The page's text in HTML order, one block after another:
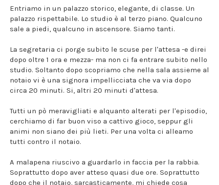
Entriamo in un palazzo storico, elegante, di classe. Un
palazzo rispettabile. Lo studio è al terzo piano. Qualcuno
sale a piedi, qualcuno in ascensore. Siamo tanti.
La segretaria ci porge subito le scuse per l'attesa -e direi
dopo oltre 1 ora e mezza- ma non ci fa entrare subito nello
studio. Soltanto dopo scopriamo che nella sala assieme al
notaio vi è una signora impellicciata che va via dopo
circa 20 minuti. Si, altri 20 minuti d'attesa.
Tutti un pò meravigliati e alquanto alterati per l'episodio,
cerchiamo di far buon viso a cattivo gioco, seppur gli
animi non siano dei più lieti. Per una volta ci alleamo
tutti contro il notaio.
A malapena riuscivo a guardarlo in faccia per la rabbia.
Soprattutto dopo aver atteso quasi due ore. Soprattutto
dopo che il notaio, sarcasticamente, mi chiede cosa